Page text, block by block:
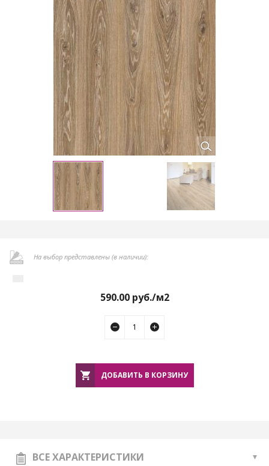
На выбор представлены (в наличии):
590.00руб./м2
ДОБАВИТЬ В КОРЗИНУ
ВСЕ ХАРАКТЕРИСТИКИ